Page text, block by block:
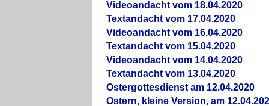
Videoandacht vom 18.04.2020
Textandacht vom 17.04.2020
Videoandacht vom 16.04.2020
Textandacht vom 15.04.2020
Videoandacht vom 14.04.2020
Textandacht vom 13.04.2020
Ostergottesdienst am 12.04.2020
Ostern, kleine Version, am